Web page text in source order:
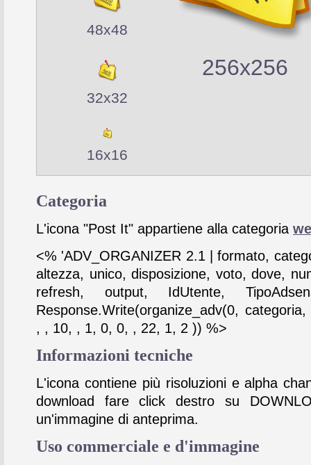
48x48
32x32
16x16
256x256
Categoria
L'icona "Post It" appartiene alla categoria
<% 'ADV_ORGANIZER 2.1 | formato,
altezza, unico, disposizione, voto, dove,
refresh, output, IdUtente,
Response.Write(organize_adv(0,
, , 10, , 1, 0, 0, , 22, 1, 2 )) %>
Informazioni tecniche
L'icona contiene più risoluzioni e alpha
download fare click destro su
un'immagine di anteprima.
Uso commerciale e d'immagine